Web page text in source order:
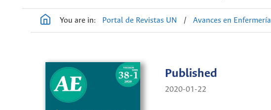
You are in: Portal de Revistas UN / Avances en Enfermería
Published
2020-01-22